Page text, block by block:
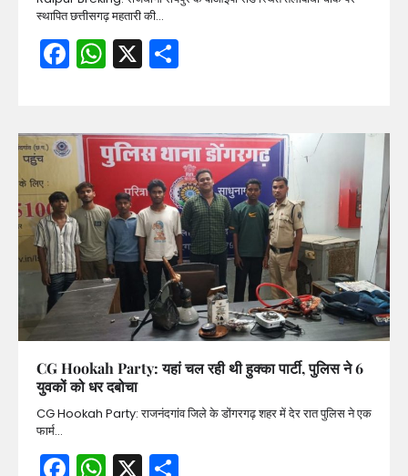
स्थापित छत्तीसगढ़ महतारी की…
Facebook
WhatsApp
X
CG Hookah Party: यहां चल रही थी हुक्का पार्टी, पुलिस ने 6
युवकों को धर दबोचा
CG Hookah Party: राजनंदगांव जिले के डोंगरगढ़ शहर में देर रात पुलिस ने एक
फार्म…